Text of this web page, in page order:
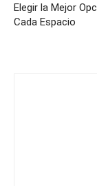
Elegir la Mejor
Cada Espacio